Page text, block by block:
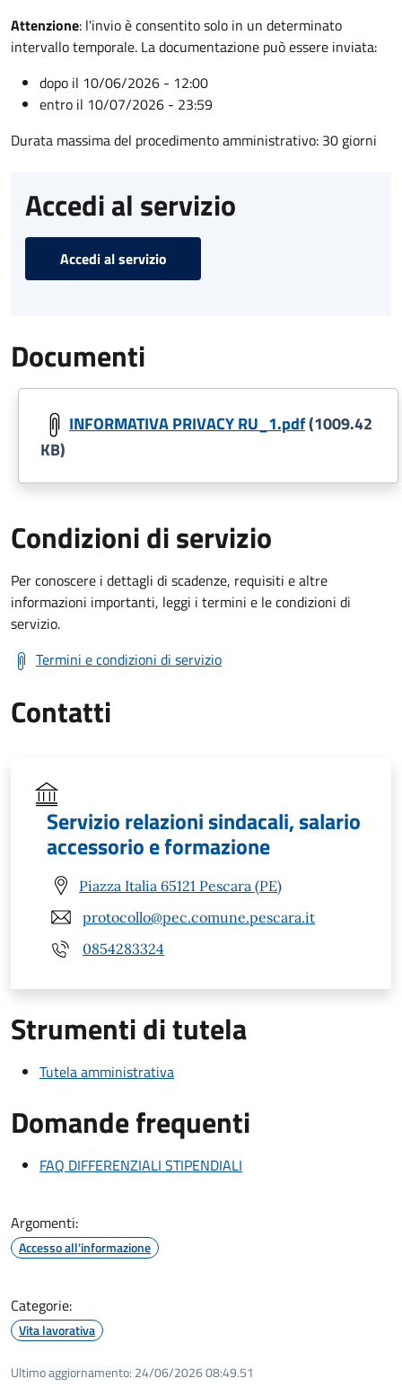
Attenzione: l'invio è consentito solo in un determinato
intervallo temporale. La documentazione può essere inviata:
dopo il 10/06/2026 - 12:00
entro il 10/07/2026 - 23:59
Durata massima del procedimento amministrativo: 30 giorni
Accedi al servizio
Accedi al servizio
Documenti
INFORMATIVA PRIVACY RU_1.pdf(1009.42
KB)
Condizioni di servizio
Per conoscere i dettagli di scadenze, requisiti e altre
informazioni importanti, leggi i termini e le condizioni di
servizio.
Termini e condizioni di servizio
Contatti
Servizio relazioni sindacali, salario
accessorio e formazione
Piazza Italia 65121 Pescara (PE)
protocollo@pec.comune.pescara.it
0854283324
Strumenti di tutela
Tutela amministrativa
Domande frequenti
FAQ DIFFERENZIALI STIPENDIALI
Argomenti:
Accesso all'informazione
Categorie:
Vita lavorativa
Ultimo aggiornamento: 24/06/2026 08:49.51